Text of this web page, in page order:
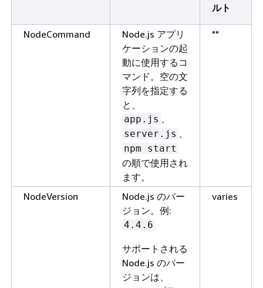
ルト
NodeCommand
Node.js アプリ
ケーションの起
動に使用するコ
マンド。空の文
字列を指定する
と、
app.js 、
server.js 、
npm start
の順で使用され
ます。
""
NodeVersion
Node.js のバー
ジョン。例:
4.4.6
サポートされる
Node.js のバー
ジョンは、
varies